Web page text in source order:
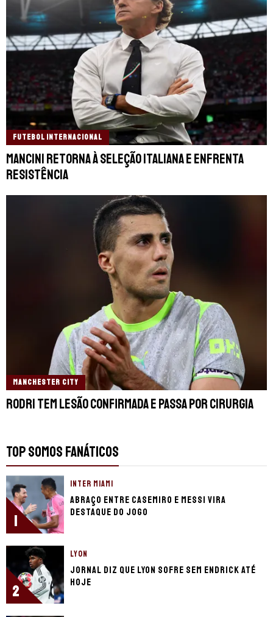
FUTEBOL INTERNACIONAL
Mancini retorna à Seleção Italiana e enfrenta
resistência
MANCHESTER CITY
Rodri tem lesão confirmada e passa por cirurgia
TOP SOMOS FANÁTICOS
1
INTER MIAMI
Abraço entre Casemiro e Messi vira
destaque do jogo
2
LYON
Jornal diz que Lyon sofre sem Endrick até
hoje